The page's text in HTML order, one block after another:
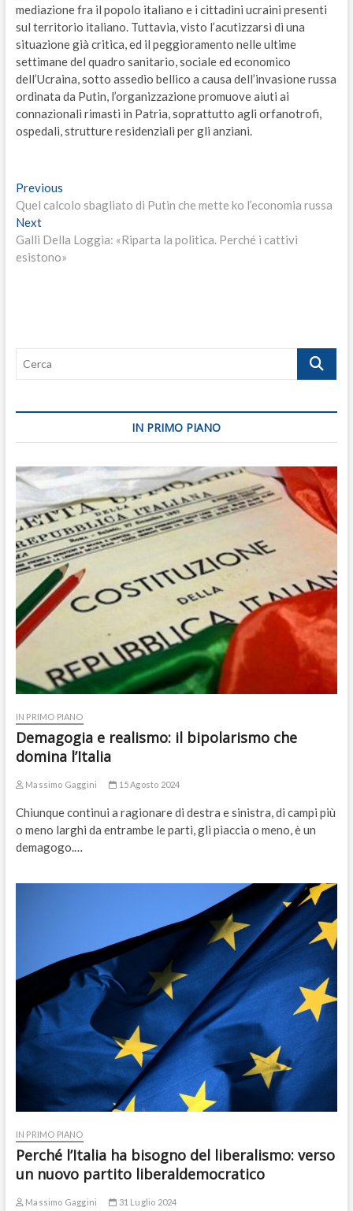
mediazione fra il popolo italiano e i cittadini ucraini presenti
sul territorio italiano. Tuttavia, visto l’acutizzarsi di una
situazione già critica, ed il peggioramento nelle ultime
settimane del quadro sanitario, sociale ed economico
dell’Ucraina, sotto assedio bellico a causa dell’invasione russa
ordinata da Putin, l’organizzazione promuove aiuti ai
connazionali rimasti in Patria, soprattutto agli orfanotrofi,
ospedali, strutture residenziali per gli anziani.
Navigazione
articoli
PreviousPrevious
post:
Quel calcolo sbagliato di Putin che mette ko l’economia russa
NextNext
post:
Galli Della Loggia: «Riparta la politica. Perché i cattivi
esistono»
Cerca
IN PRIMO PIANO
IN PRIMO PIANO
Demagogia e realismo: il bipolarismo che
domina l’Italia
Massimo Gaggini 15 Agosto 2024
Chiunque continui a ragionare di destra e sinistra, di campi più
o meno larghi da entrambe le parti, gli piaccia o meno, è un
demagogo.…
IN PRIMO PIANO
Perché l’Italia ha bisogno del liberalismo: verso
un nuovo partito liberaldemocratico
Massimo Gaggini 31 Luglio 2024